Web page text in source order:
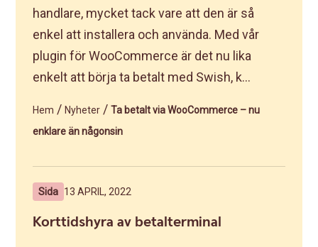
handlare, mycket tack vare att den är så
enkel att installera och använda. Med vår
plugin för WooCommerce är det nu lika
enkelt att börja ta betalt med Swish, k...
Hem /Nyheter /Ta betalt via WooCommerce – nu
enklare än någonsin
Sida 13 APRIL, 2022
Korttidshyra av betalterminal